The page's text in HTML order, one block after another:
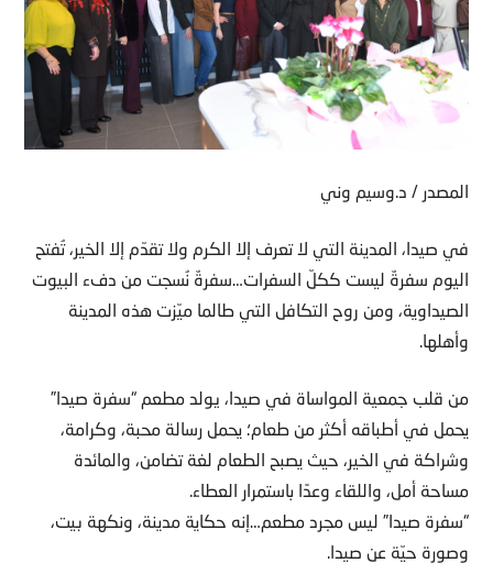
المصدر / د.وسيم وني
في صيدا، المدينة التي لا تعرف إلا الكرم ولا تقدّم إلا الخير، تُفتح
اليوم سفرةٌ ليست ككلّ السفرات…سفرةٌ نُسجت من دفء البيوت
الصيداوية، ومن روح التكافل التي طالما ميّزت هذه المدينة
وأهلها.
من قلب جمعية المواساة في صيدا، يولد مطعم “سفرة صيدا”
يحمل في أطباقه أكثر من طعام؛ يحمل رسالة محبة، وكرامة،
وشراكة في الخير، حيث يصبح الطعام لغة تضامن، والمائدة
مساحة أمل، واللقاء وعدًا باستمرار العطاء.
“سفرة صيدا” ليس مجرد مطعم…إنه حكاية مدينة، ونكهة بيت،
وصورة حيّة عن صيدا.